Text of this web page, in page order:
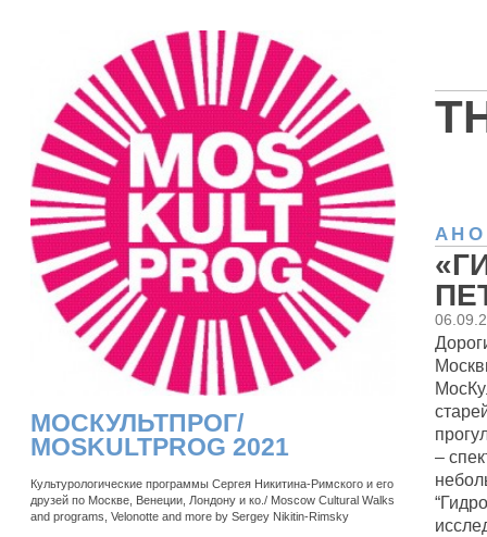
–
МОСКУЛЬТПРОГ/
MOSKULTPROG 2021
Культурологические программы Сергея Никитина-Римского и его
друзей по Москве, Венеции, Лондону и ко./ Moscow Cultural Walks
and programs, Velonotte and more by Sergey Nikitin-Rimsky